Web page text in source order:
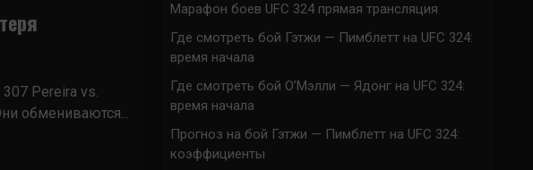
Pereira vs.
обмениваются...
Марафон боев UFC 324 прямая трансляция
Где смотреть бой Гэтжи — Пимблетт на UFC 324:
время начала
Где смотреть бой О’Мэлли — Ядонг на UFC 324:
время начала
Прогноз на бой Гэтжи — Пимблетт на UFC 324:
коэффициенты